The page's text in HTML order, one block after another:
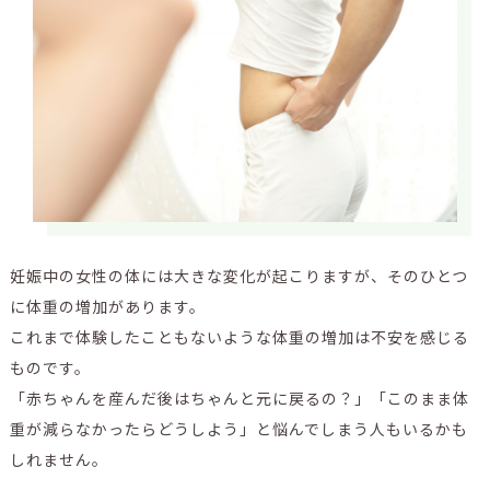
妊娠中の女性の体には大きな変化が起こりますが、そのひとつ
に体重の増加があります。
これまで体験したこともないような体重の増加は不安を感じる
ものです。
「赤ちゃんを産んだ後はちゃんと元に戻るの？」「このまま体
重が減らなかったらどうしよう」と悩んでしまう人もいるかも
しれません。